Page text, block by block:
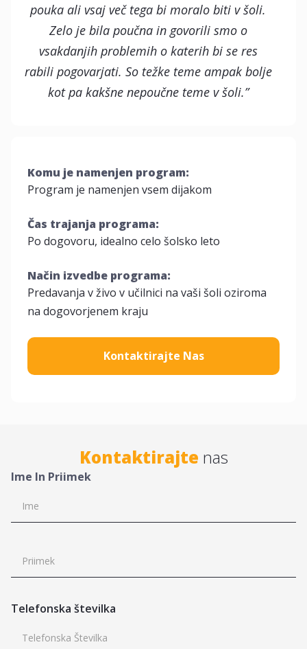
pouka ali vsaj več tega bi moralo biti v šoli.
Zelo je bila poučna in govorili smo o
vsakdanjih problemih o katerih bi se res
rabili pogovarjati. So težke teme ampak bolje
kot pa kakšne nepoučne teme v šoli.”
Komu je namenjen program:
Program je namenjen vsem dijakom
Čas trajanja programa:
Po dogovoru, idealno celo šolsko leto
Način izvedbe programa:
Predavanja v živo v učilnici na vaši šoli oziroma
na dogovorjenem kraju
Kontaktirajte Nas
Kontaktirajte nas
Ime In Priimek
Telefonska številka